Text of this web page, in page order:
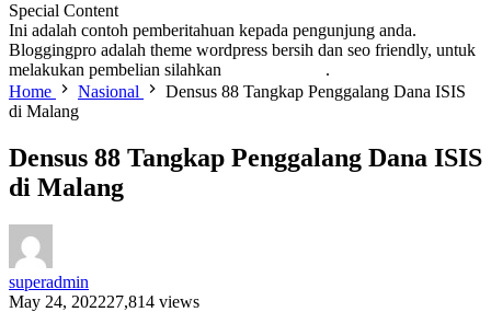
Special Content
Ini adalah contoh pemberitahuan kepada pengunjung anda.
Bloggingpro adalah theme wordpress bersih dan seo friendly, untuk
melakukan pembelian silahkan
.
Home
Nasional
Densus 88 Tangkap Penggalang Dana ISIS
di Malang
Densus 88 Tangkap Penggalang Dana ISIS
di Malang
superadmin
May 24, 202227,814 views